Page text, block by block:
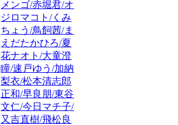
メンゴ/赤堀君/オ
ジロマコト/くみ
ちょう/鳥飼茜/ま
えだたかひろ/夏
花ナオト/大童澄
瞳/速戸ゆう/加納
梨衣/松本清志郎
正和/早良朋/東谷
文仁/今日マチ子/
又吉直樹/飛松良